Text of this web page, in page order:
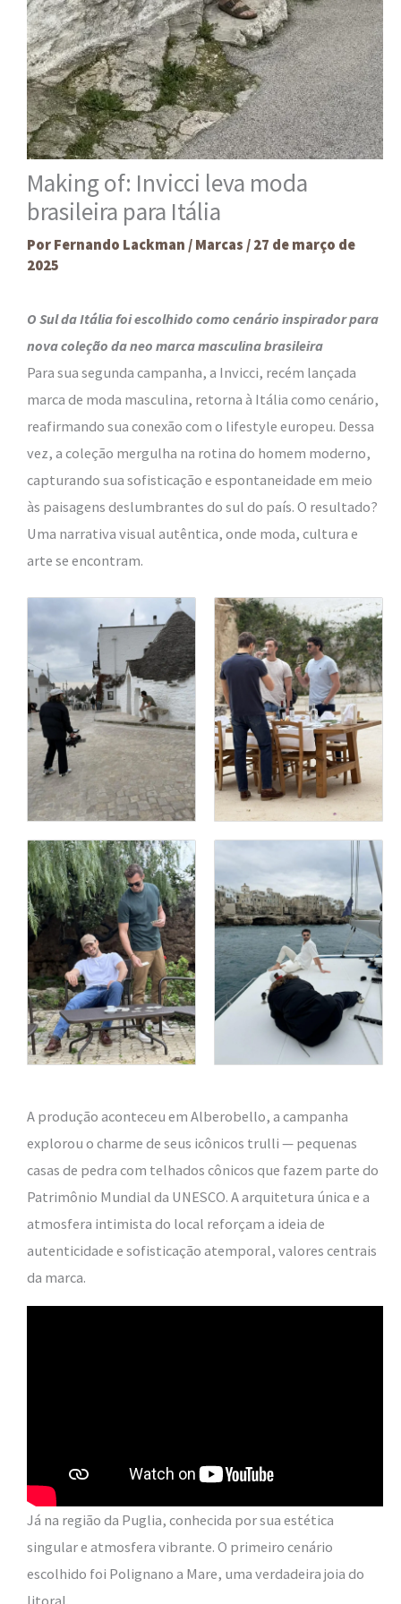
Making of: Invicci leva moda
brasileira para Itália
Por Fernando Lackman / Marcas / 27 de março de
2025
O Sul da Itália foi escolhido como cenário inspirador para
nova coleção da neo marca masculina brasileira
Para sua segunda campanha, a Invicci, recém lançada
marca de moda masculina, retorna à Itália como cenário,
reafirmando sua conexão com o lifestyle europeu. Dessa
vez, a coleção mergulha na rotina do homem moderno,
capturando sua sofisticação e espontaneidade em meio
às paisagens deslumbrantes do sul do país. O resultado?
Uma narrativa visual autêntica, onde moda, cultura e
arte se encontram.
A produção aconteceu em Alberobello, a campanha
explorou o charme de seus icônicos trulli — pequenas
casas de pedra com telhados cônicos que fazem parte do
Patrimônio Mundial da UNESCO. A arquitetura única e a
atmosfera intimista do local reforçam a ideia de
autenticidade e sofisticação atemporal, valores centrais
da marca.
Já na região da Puglia, conhecida por sua estética
singular e atmosfera vibrante. O primeiro cenário
escolhido foi Polignano a Mare, uma verdadeira joia do
litoral.